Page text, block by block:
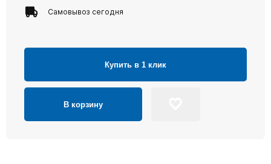
Самовывоз сегодня
Купить в 1 клик
В корзину